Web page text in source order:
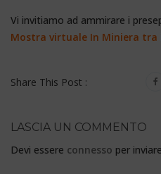
Vi invitiamo ad ammirare i
Mostra virtuale In Miniera tra
Share This Post :
LASCIA UN COMMENTO
Devi essere connesso per